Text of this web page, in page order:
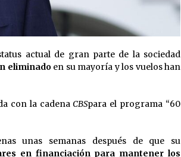
actual de gran parte de la sociedad
eliminado en su mayoría y los vuelos han
con la cadenaCBSpara el programa “60
unas semanas después de que su
en financiación para mantener los